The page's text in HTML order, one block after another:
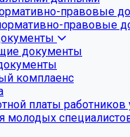
правовые
правовые
документы
комплаенс
платы
молодых